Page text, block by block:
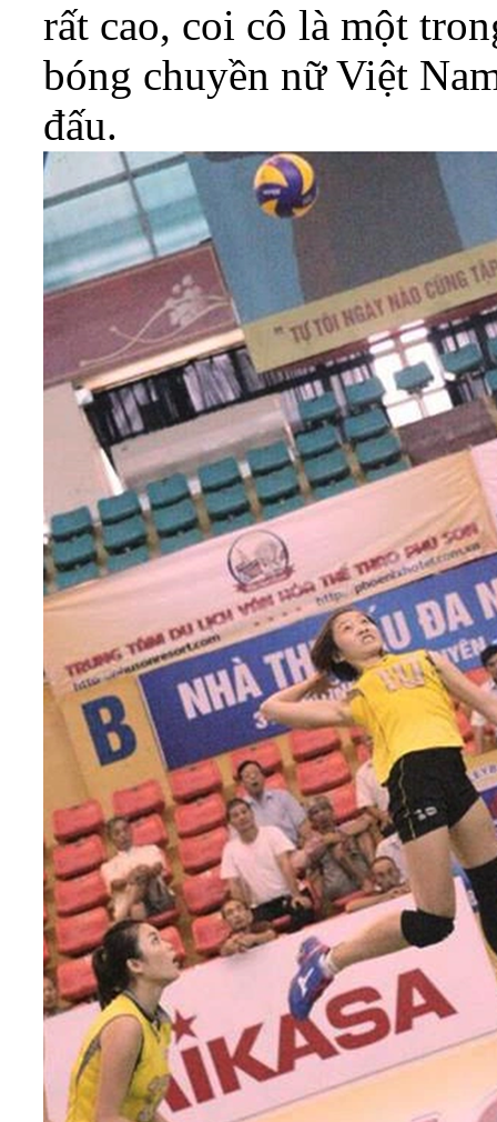
rất cao, coi cô là một
bóng chuyền nữ Việt
đấu.